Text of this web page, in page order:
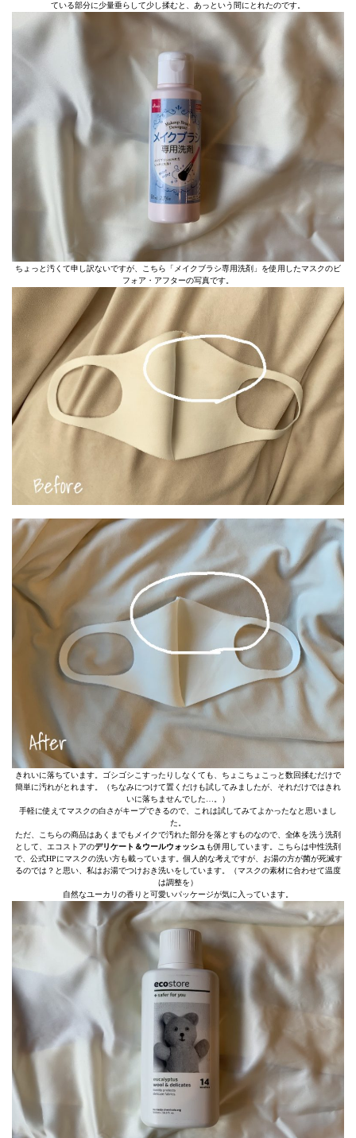
ている部分に少量垂らして少し揉むと、あっという間にとれたのです。
ちょっと汚くて申し訳ないですが、こちら「メイクブラシ専用洗剤」を使用したマスクのビ
フォア・アフターの写真です。
きれいに落ちています。ゴシゴシこすったりしなくても、ちょこちょこっと数回揉むだけで
簡単に汚れがとれます。（ちなみにつけて置くだけも試してみましたが、それだけではきれ
いに落ちませんでした…。）
手軽に使えてマスクの白さがキープできるので、これは試してみてよかったなと思いまし
た。
ただ、こちらの商品はあくまでもメイクで汚れた部分を落とすものなので、全体を洗う洗剤
として、エコストアのデリケート＆ウールウォッシュ も併用しています。こちらは中性洗剤
で、公式HPにマスクの洗い方も載っています。個人的な考えですが、お湯の方が菌が死滅す
るのでは？と思い、私はお湯でつけおき洗いをしています。（マスクの素材に合わせて温度
は調整を）
自然なユーカリの香りと可愛いパッケージが気に入っています。